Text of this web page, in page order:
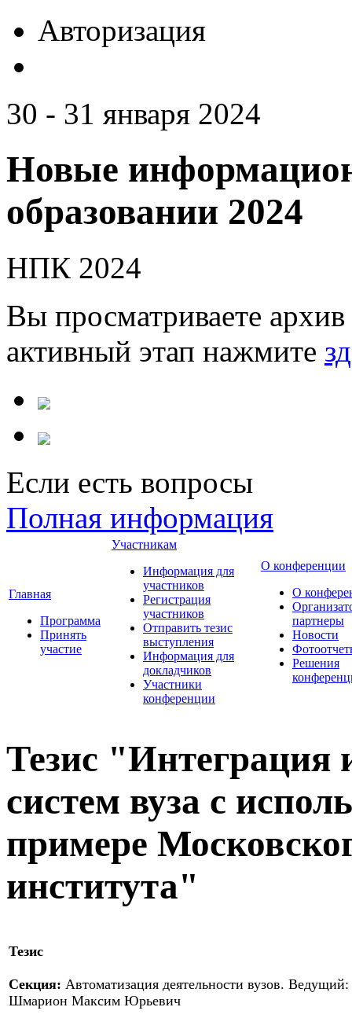
Авторизация
30 - 31 января 2024
Новые
образовании 2024
НПК 2024
Вы просматриваете
активный этап нажмите
Если есть вопросы
Полная информация
Главная
Программа
Принять
участие
Участникам
Информация для
участников
Регистрация
участников
Отправить тезис
выступления
Информация для
докладчиков
Участники
конференции
О конференции
О
партнеры
Новости
Решения
Тезис
систем вуза с
примере
института"
Тезис
Секция: Автоматизация деятельности вузов. Ведущий:
Шмарион Максим Юрьевич